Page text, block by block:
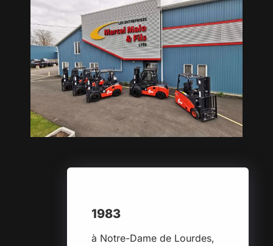
1983
à Notre-Dame de Lourdes,